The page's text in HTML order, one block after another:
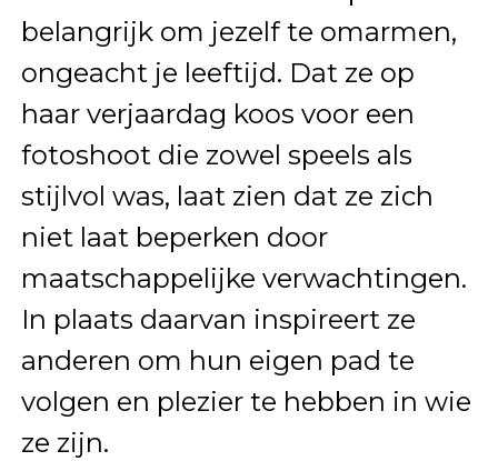
belangrijk om jezelf te omarmen,
ongeacht je leeftijd. Dat ze op
haar verjaardag koos voor een
fotoshoot die zowel speels als
stijlvol was, laat zien dat ze zich
niet laat beperken door
maatschappelijke verwachtingen.
In plaats daarvan inspireert ze
anderen om hun eigen pad te
volgen en plezier te hebben in wie
ze zijn.